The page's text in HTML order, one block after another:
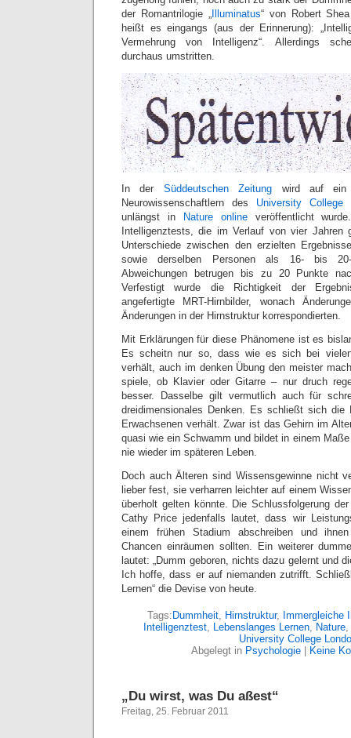
der Romantrilogie „Illuminatus“ von Robert
heißt es eingangs (aus der Erinnerung):
Vermehrung von Intelligenz“. Allerdings
durchaus umstritten.
In der Süddeutschen Zeitung wird auf ein
Neurowissenschaftlern des University College
unlängst in
Nature onlineveröffentlicht
Intelligenztests, die im Verlauf von vier Jahren
Unterschiede zwischen den erzielten
sowie derselben Personen als 16- bis
Abweichungen betrugen bis zu 20 Punkte
Verfestigt wurde die Richtigkeit der
angefertigte MRT-Hirnbilder, wonach
Änderungen in der Hirnstruktur korrespondierten.
Mit Erklärungen für diese Phänomene ist es
Es scheitn nur so, dass wie es sich bei
verhält, auch im denken Übung den meister
spiele, ob Klavier oder Gitarre – nur druch
besser. Dasselbe gilt vermutlich auch für
dreidimensionales Denken. Es schließt sich
Erwachsenen verhält. Zwar ist das Gehirn im
quasi wie ein Schwamm und bildet in einem
nie wieder im späteren Leben.
Doch auch Älteren sind Wissensgewinne nicht
lieber fest, sie verharren leichter auf einem
überholt gelten könnte. Die Schlussfolgerung
Cathy Price jedenfalls lautet, dass wir
einem frühen Stadium abschreiben und
Chancen einräumen sollten. Ein weiterer
lautet: „Dumm geboren, nichts dazu gelernt und
Ich hoffe, dass er auf niemanden zutrifft.
Lernen“ die Devise von heute.
Tags: Dummheit, Hirnstruktur, Immergleiche
Intelligenztest, Lebenslanges Lernen, Nature,
University College
Abgelegt in Psychologie| Keine
„Du wirst, was Du aßest“
Freitag, 25. Februar 2011